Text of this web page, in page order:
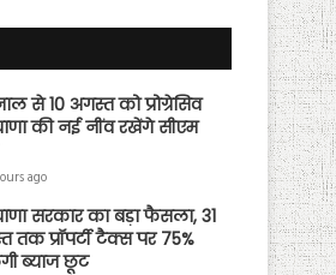
से 10 अगस्त को प्रोग्रेसिव
की नई नींव रखेंगे सीएम
ago
सरकार का बड़ा फैसला, 31
तक प्रॉपर्टी टैक्स पर 75%
ब्याज छूट